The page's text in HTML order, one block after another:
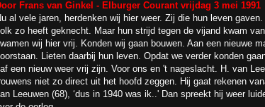
Frans van Ginkel - Elburger Courant vrijdag 3 mei 1991
al vele jaren, herdenken wĳ hier weer. Zij die hun leven
zo heeft geknecht. Maar hun strĳd tegen de vijand kwam
wij hier vrĳ. Konden wĳ gaan bouwen. Aan een nieuwe
Lieten daarbĳ hun leven. Opdat we verder konden
een nieuw weer vrij zĳn. Voor ons en 't nageslacht. H. van
niet zo direct uit het hoofd zeggen. Hĳ gaat rekenen
Leeuwen (68), ‘dus in 1940 was ik..' Dan spreekt hĳ weer